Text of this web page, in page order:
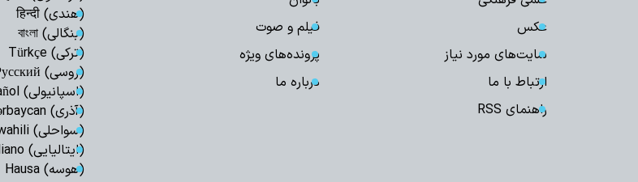
عکس
فیلم و صوت
سایت‌های مورد نیاز
پرونده‌های ویژه
ارتباط با ما
درباره ما
راهنمای RSS
(هندی) हिन्दी
(بنگالی) বাংলা
(ترکی) Türkçe
(روسی) Русский
(اسپانیولی) Español
(آذری) Azərbaycan
(سواحلی) Kiswahili
(ایتالیایی) Italiano
(هوسه) Hausa